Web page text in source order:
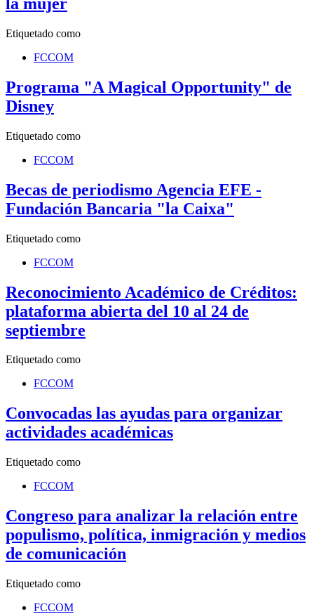
Etiquetado como
FCCOM
Programa "A Magical Opportunity" de
Disney
Etiquetado como
FCCOM
Becas de periodismo Agencia EFE -
Fundación Bancaria "la Caixa"
Etiquetado como
FCCOM
Reconocimiento Académico de Créditos:
plataforma abierta del 10 al 24 de
septiembre
Etiquetado como
FCCOM
Convocadas las ayudas para organizar
actividades académicas
Etiquetado como
FCCOM
Congreso para analizar la relación entre
populismo, política, inmigración y medios
de comunicación
Etiquetado como
FCCOM